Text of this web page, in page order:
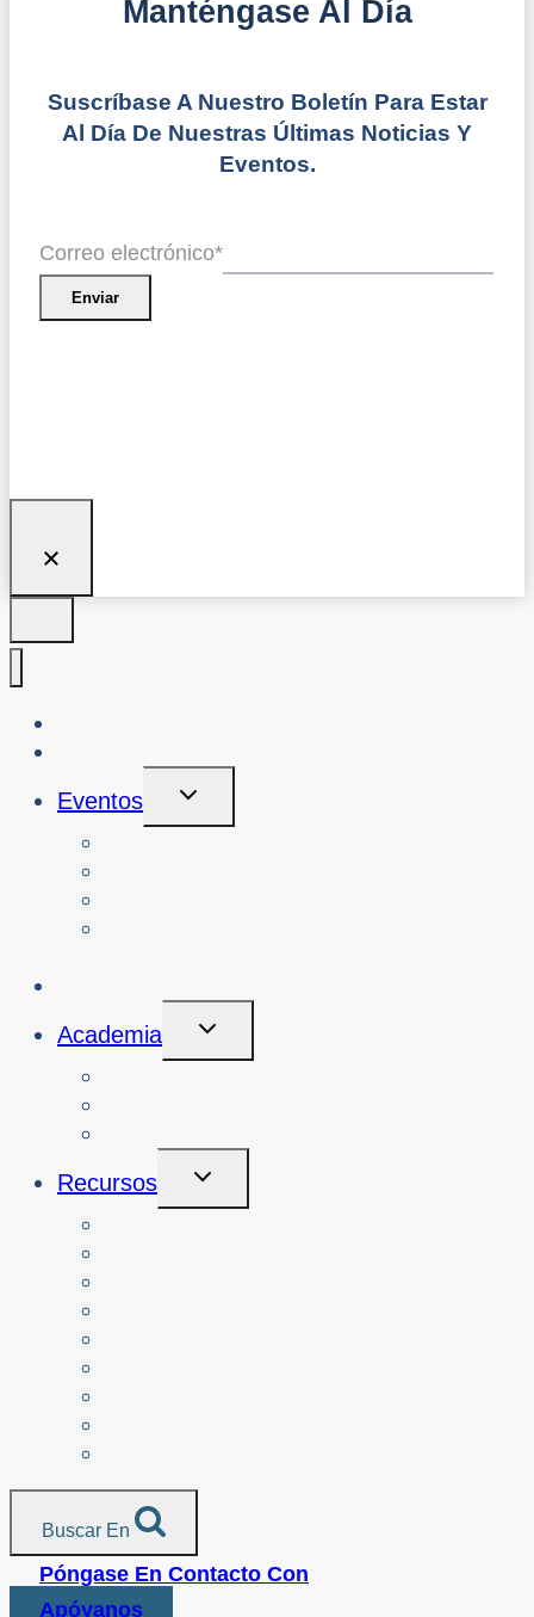
Manténgase Al Día
Suscríbase A Nuestro Boletín Para Estar
Al Día De Nuestras Últimas Noticias Y
Eventos.
Correo electrónico*
Enviar
Eventos
Alternar
Hijo
Academia
Alternar
Hijo
Recursos
Alternar
Hijo
Buscar En
Póngase En Contacto Con
Apóyanos